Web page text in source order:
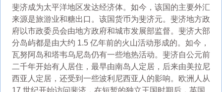
斐济成为太平洋地区发达经济体。如今，该国的主要外汇
来源是旅游业和糖出口。该国货币为斐济元。斐济地方政
府以市政委员会由地方政府和城市发展部监督。斐济大部
分岛屿都是由大约 1.5 亿年前的火山活动形成的。如今，
瓦努阿岛和塔韦乌尼岛仍有一些地热活动。斐济自公元前
二千年开始有人居住，最早由南岛人定居，后来由美拉尼
西亚人定居，还受到一些波利尼西亚人的影响。欧洲人从
17 世纪开始访问斐济，在短暂的独立王国时期后，英国